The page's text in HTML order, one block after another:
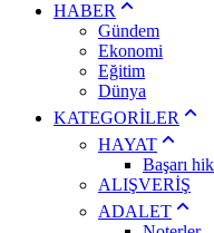
HABER
Gündem
Ekonomi
Eğitim
Dünya
KATEGORİLER
HAYAT
Başarı
ALIŞVERİŞ
ADALET